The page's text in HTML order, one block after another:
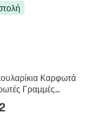
Καρφωτά
Γραμμές
Ασημί Ανοξείδωτο
Μόδας Γυναικεία